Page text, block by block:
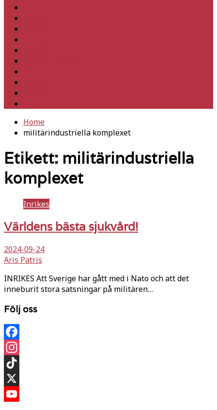
Home
militärindustriella komplexet
Etikett: militärindustriella
komplexet
Inrikes
Världens bästa sjukvård!
2024-09-24
Aris Patris
INRIKES Att Sverige har gått med i Nato och att det
inneburit stora satsningar på militären…
Följ oss
Facebook
Instagram
TikTok
X